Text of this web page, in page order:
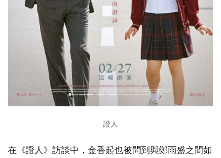
證人
在《證人》訪談中，金香起也被問到與鄭雨盛之間如